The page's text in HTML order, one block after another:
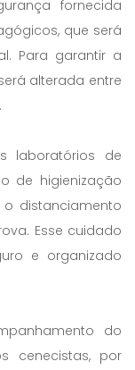
fornecida
que será
Para garantir a
alterada entre
laboratórios de
de higienização
distanciamento
Esse cuidado
e organizado
do
cenecistas, por